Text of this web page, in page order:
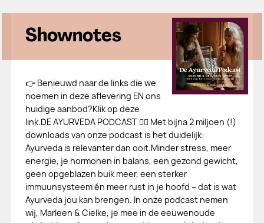
Shownotes
👉 Benieuwd naar de links die we
noemen in deze aflevering EN ons
huidige aanbod?Klik op deze
link.DE AYURVEDA PODCAST 👉🏻 Met bijna 2 miljoen (!)
downloads van onze podcast is het duidelijk:
Ayurveda is relevanter dan ooit.Minder stress, meer
energie, je hormonen in balans, een gezond gewicht,
geen opgeblazen buik meer, een sterker
immuunsysteem én meer rust in je hoofd – dat is wat
Ayurveda jou kan brengen. In onze podcast nemen
wij, Marleen & Cielke, je mee in de eeuwenoude